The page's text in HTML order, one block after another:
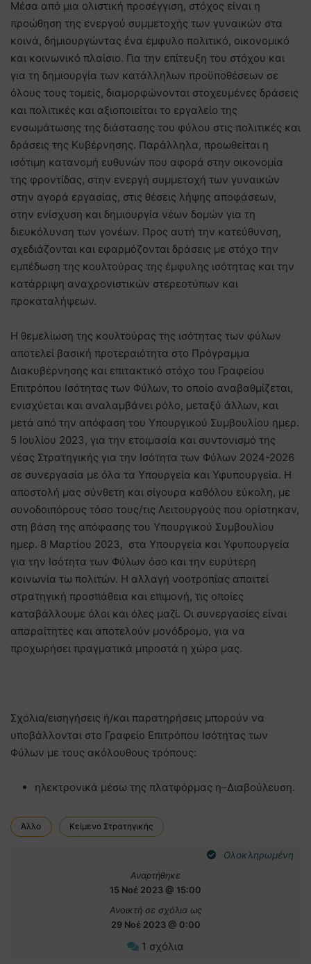
Μέσα από μια ολιστική προσέγγιση, στόχος είναι η
προώθηση της ενεργού συμμετοχής των γυναικών στα
κοινά, δημιουργώντας ένα έμφυλο πολιτικό, οικονομικό
και κοινωνικό πλαίσιο. Για την επίτευξη του στόχου και
για τη δημιουργία των κατάλληλων προϋποθέσεων σε
όλους τους τομείς, διαμορφώνονται στοχευμένες δράσεις
και πολιτικές και αξιοποιείται το εργαλείο της
ενσωμάτωσης της διάστασης του φύλου στις πολιτικές και
δράσεις της Κυβέρνησης. Παράλληλα, προωθείται η
ισότιμη κατανομή ευθυνών που αφορά στην οικονομία
της φροντίδας, στην ενεργή συμμετοχή των γυναικών
στην αγορά εργασίας, στις θέσεις λήψης αποφάσεων,
στην ενίσχυση και δημιουργία νέων δομών για τη
διευκόλυνση των γονέων. Προς αυτή την κατεύθυνση,
σχεδιάζονται και εφαρμόζονται δράσεις με στόχο την
εμπέδωση της κουλτούρας της έμφυλης ισότητας και την
κατάρριψη αναχρονιστικών στερεοτύπων και
προκαταλήψεων.
Η θεμελίωση της κουλτούρας της ισότητας των φύλων
αποτελεί βασική προτεραιότητα στο Πρόγραμμα
Διακυβέρνησης και επιτακτικό στόχο του Γραφείου
Επιτρόπου Ισότητας των Φύλων, το οποίο αναβαθμίζεται,
ενισχύεται και αναλαμβάνει ρόλο, μεταξύ άλλων, και
μετά από την απόφαση του Υπουργικού Συμβουλίου ημερ.
5 Ιουλίου 2023, για την ετοιμασία και συντονισμό της
νέας Στρατηγικής για την Ισότητα των Φύλων 2024-2026
σε συνεργασία με όλα τα Υπουργεία και Υφυπουργεία. Η
αποστολή μας σύνθετη και σίγουρα καθόλου εύκολη, με
συνοδοιπόρους τόσο τους/τις Λειτουργούς που ορίστηκαν,
στη βάση της απόφασης του Υπουργικού Συμβουλίου
ημερ. 8 Μαρτίου 2023, στα Υπουργεία και Υφυπουργεία
για την Ισότητα των Φύλων όσο και την ευρύτερη
κοινωνία τω πολιτών. Η αλλαγή νοοτροπίας απαιτεί
στρατηγική προσπάθεια και επιμονή, τις οποίες
καταβάλλουμε όλοι και όλες μαζί. Οι συνεργασίες είναι
απαραίτητες και αποτελούν μονόδρομο, για να
προχωρήσει πραγματικά μπροστά η χώρα μας.
Σχόλια/εισηγήσεις ή/και παρατηρήσεις μπορούν να
υποβάλλονται στο Γραφείο Επιτρόπου Ισότητας των
Φύλων με τους ακόλουθους τρόπους:
ηλεκτρονικά μέσω της πλατφόρμας η–Διαβούλευση.
Άλλο Κείμενο Στρατηγικής
Ολοκληρωμένη
Αναρτήθηκε
15 Νοέ 2023 @ 15:00
Ανοικτή σε σχόλια ως
29 Νοέ 2023 @ 0:00
1 σχόλια